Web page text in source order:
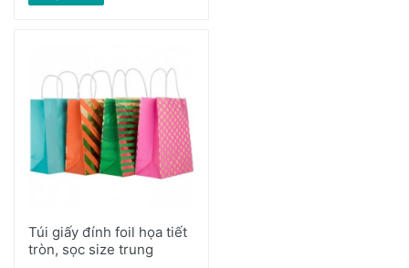
Túi giấy đính foil họa tiết
tròn, sọc size trung